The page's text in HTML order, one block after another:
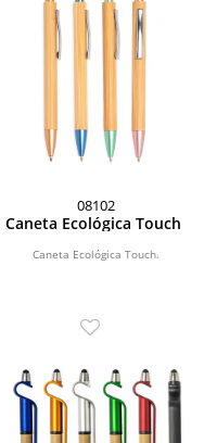
08102
Caneta Ecológica Touch
Caneta Ecológica Touch.